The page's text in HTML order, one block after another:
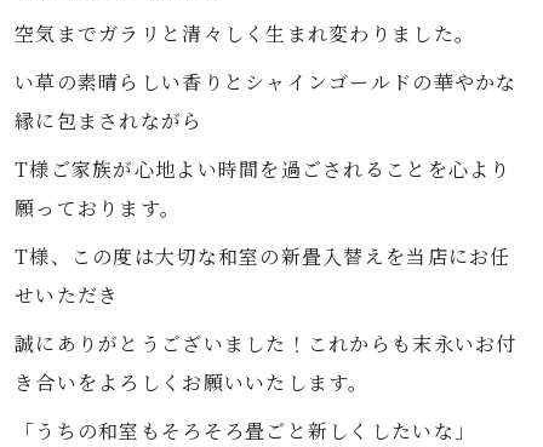
空気までガラリと清々しく生まれ変わりました。
い草の素晴らしい香りとシャインゴールドの華やかな
縁に包まされながら
T様ご家族が心地よい時間を過ごされることを心より
願っております。
T様、この度は大切な和室の新畳入替えを当店にお任
せいただき
誠にありがとうございました！これからも末永いお付
き合いをよろしくお願いいたします。
「うちの和室もそろそろ畳ごと新しくしたいな」